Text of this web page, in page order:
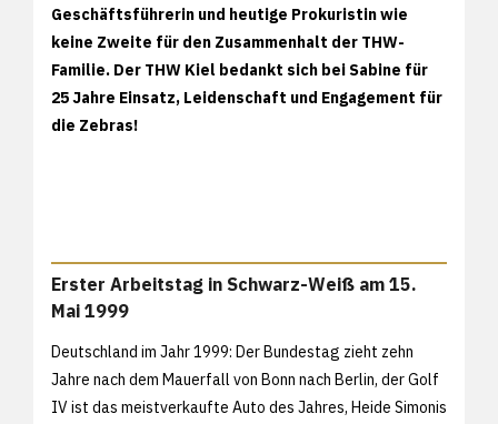
Geschäftsführerin und heutige Prokuristin wie
keine Zweite für den Zusammenhalt der THW-
Familie. Der THW Kiel bedankt sich bei Sabine für
25 Jahre Einsatz, Leidenschaft und Engagement für
die Zebras!
Erster Arbeitstag in Schwarz-Weiß am 15.
Mai 1999
Deutschland im Jahr 1999: Der Bundestag zieht zehn
Jahre nach dem Mauerfall von Bonn nach Berlin, der Golf
IV ist das meistverkaufte Auto des Jahres, Heide Simonis